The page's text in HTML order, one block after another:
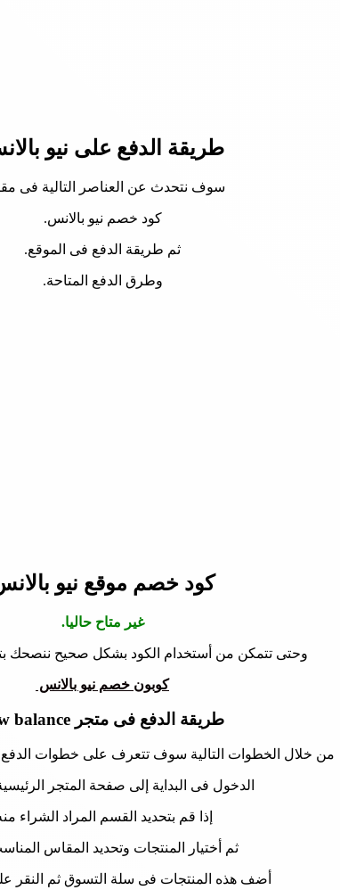
طريقة الدفع على نيو
سوف نتحدث عن العناصر التالية فى
كود خصم نيو بالانس.
ثم طريقة الدفع فى الموقع.
وطرق الدفع المتاحة.
كود خصم موقع نيو
غير متاح حاليا.
وحتى تتمكن من أستخدام الكود بشكل صحيح ننصحك
كوبون خصم نيو بالانس
طريقة الدفع فى متجر new balance
من خلال الخطوات التالية سوف تتعرف على خطوات
الدخول فى البداية إلى صفحة المتجر
إذا قم بتحديد القسم المراد الشراء
ثم أختيار المنتجات وتحديد المقاس
أضف هذه المنتجات فى سلة التسوق ثم النقر